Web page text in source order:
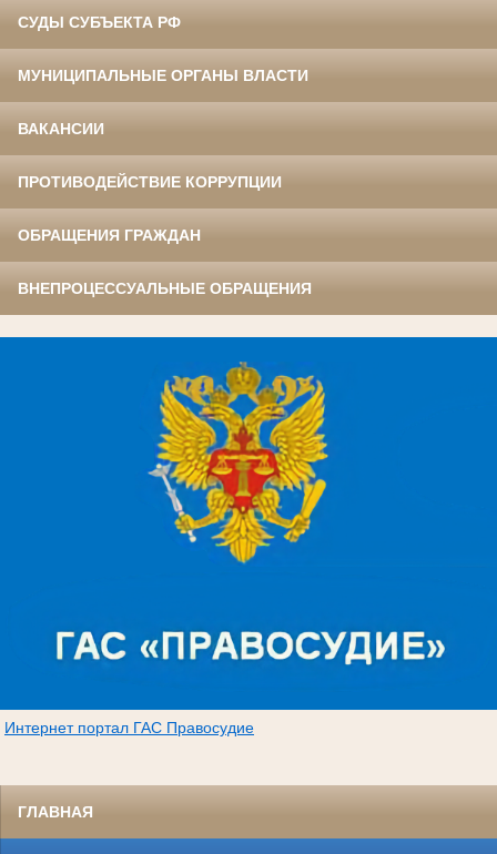
СУДЫ СУБЪЕКТА РФ
МУНИЦИПАЛЬНЫЕ ОРГАНЫ ВЛАСТИ
ВАКАНСИИ
ПРОТИВОДЕЙСТВИЕ КОРРУПЦИИ
ОБРАЩЕНИЯ ГРАЖДАН
ВНЕПРОЦЕССУАЛЬНЫЕ ОБРАЩЕНИЯ
Интернет портал ГАС Правосудие
ГЛАВНАЯ